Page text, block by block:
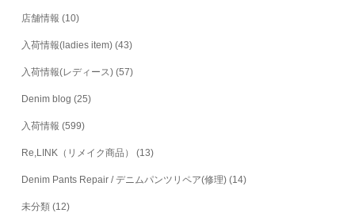
店舗情報 (10)
入荷情報(ladies item) (43)
入荷情報(レディース) (57)
Denim blog (25)
入荷情報 (599)
Re,LINK（リメイク商品） (13)
Denim Pants Repair / デニムパンツリペア(修理) (14)
未分類 (12)